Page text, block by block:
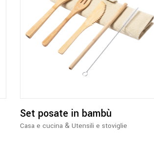
Set posate in bambù
Casa e cucina &Utensili e stoviglie